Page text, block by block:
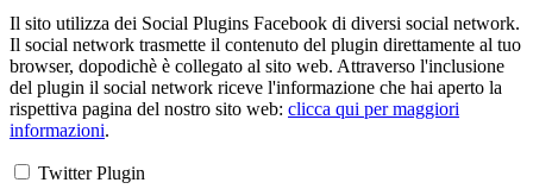
Il sito utilizza dei Social Plugins Facebook di diversi social network.
Il social network trasmette il contenuto del plugin direttamente al tuo
browser, dopodichè è collegato al sito web. Attraverso l'inclusione
del plugin il social network riceve l'informazione che hai aperto la
rispettiva pagina del nostro sito web: clicca qui per maggiori
informazioni.
Twitter Plugin